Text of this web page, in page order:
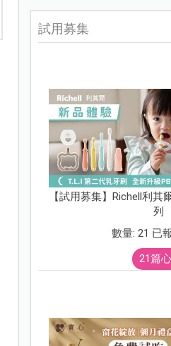
試用募集
【試用募集】Richell利其
列
數量: 21 已
21篇